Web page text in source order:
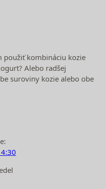
použiť kombináciu kozie
Alebo radšej
suroviny kozie alebo obe